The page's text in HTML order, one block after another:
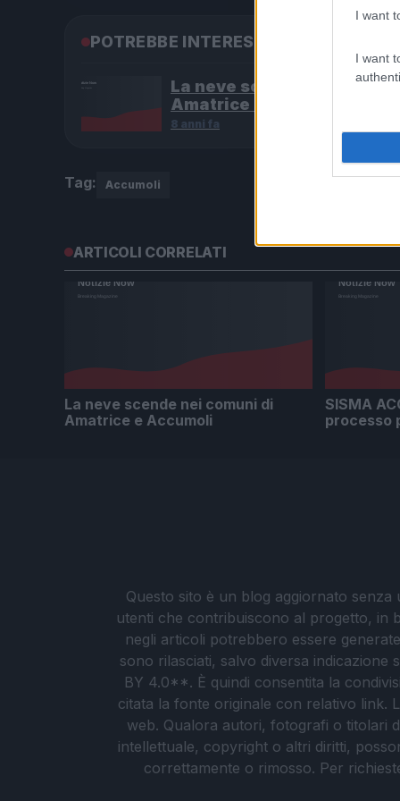
I want
I want
POTREBBE INTERESSARTI
La neve scende nei
Amatrice e Accumoli
8 anni fa
Tag: Accumoli
ARTICOLI CORRELATI
La neve scende nei comuni di
Amatrice e Accumoli
SISMA
processo
Questo sito è un blog aggiornato
utenti che contribuiscono al progetto, in
negli articoli potrebbero essere
sono rilasciati, salvo diversa
BY 4.0**. È quindi consentita la
citata la fonte originale con relativo link.
web. Qualora autori, fotografi o titolari
intellettuale, copyright o altri diritti,
correttamente o rimosso. Per